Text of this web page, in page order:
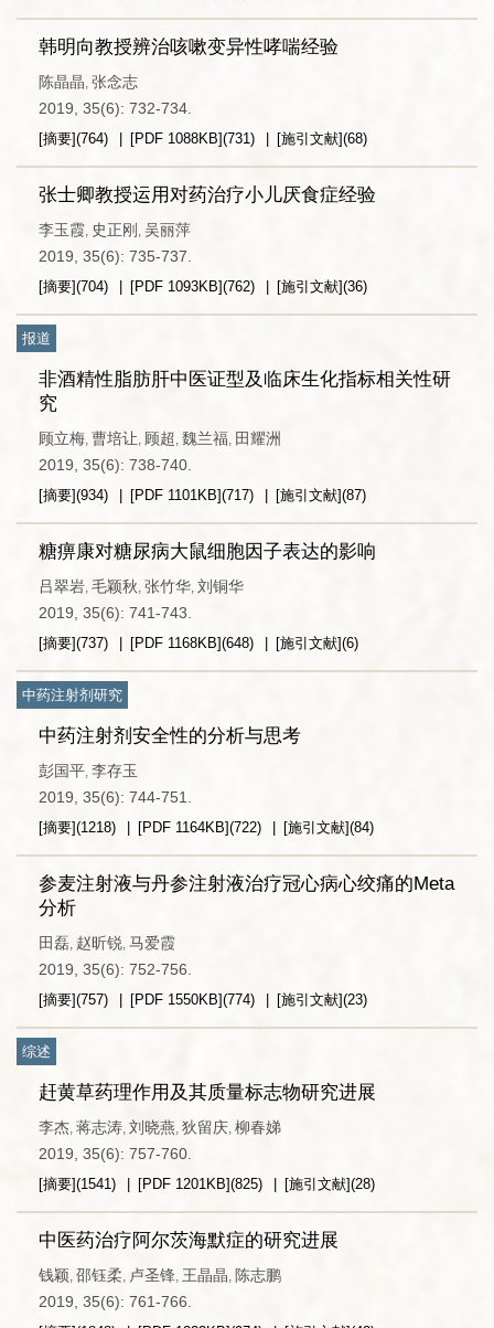
韩明向教授辨治咳嗽变异性哮喘经验
陈晶晶, 张念志
2019, 35(6): 732-734.
[摘要](764) [PDF 1088KB](731) [施引文献](68)
张士卿教授运用对药治疗小儿厌食症经验
李玉霞, 史正刚 , 吴丽萍
2019, 35(6): 735-737.
[摘要](704) [PDF 1093KB](762) [施引文献](36)
报道
非酒精性脂肪肝中医证型及临床生化指标相关性研
究
顾立梅, 曹培让, 顾超 , 魏兰福, 田耀洲
2019, 35(6): 738-740.
[摘要](934) [PDF 1101KB](717) [施引文献](87)
糖痹康对糖尿病大鼠细胞因子表达的影响
吕翠岩, 毛颖秋, 张竹华, 刘铜华
2019, 35(6): 741-743.
[摘要](737) [PDF 1168KB](648) [施引文献](6)
中药注射剂研究
中药注射剂安全性的分析与思考
彭国平, 李存玉
2019, 35(6): 744-751.
[摘要](1218) [PDF 1164KB](722) [施引文献](84)
参麦注射液与丹参注射液治疗冠心病心绞痛的Meta
分析
田磊, 赵昕锐, 马爱霞
2019, 35(6): 752-756.
[摘要](757) [PDF 1550KB](774) [施引文献](23)
综述
赶黄草药理作用及其质量标志物研究进展
李杰, 蒋志涛, 刘晓燕, 狄留庆, 柳春娣
2019, 35(6): 757-760.
[摘要](1541) [PDF 1201KB](825) [施引文献](28)
中医药治疗阿尔茨海默症的研究进展
钱颖, 邵钰柔, 卢圣锋, 王晶晶, 陈志鹏
2019, 35(6): 761-766.